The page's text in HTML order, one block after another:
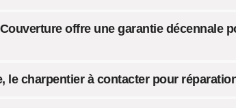
offre une garantie décennale
le charpentier à contacter pour